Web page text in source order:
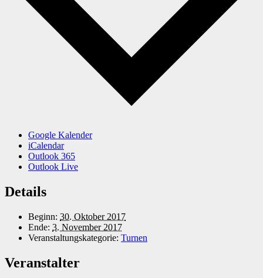
Google Kalender
iCalendar
Outlook 365
Outlook Live
Details
Beginn: 30. Oktober 2017
Ende: 3. November 2017
Veranstaltungskategorie: Turnen
Veranstalter